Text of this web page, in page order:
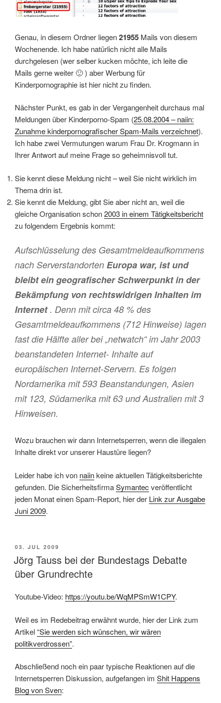
Genau, in diesem Ordner liegen21955 Mails von diesem
Wochenende. Ich habe natürlich nicht alle Mails
durchgelesen (wer selber kucken möchte, ich leite die
Mails gerne weiter 🙂 ) aber Werbung für
Kinderpornographie ist hier nicht zu finden.
Nächster Punkt, es gab in der Vergangenheit durchaus mal
Meldungen über Kinderporno-Spam (25.08.2004 – naiin:
Zunahme kinderpornografischer Spam-Mails verzeichnet).
Ich habe zwei Vermutungen warum Frau Dr. Krogmann in
Ihrer Antwort auf meine Frage so geheimnisvoll tut.
Sie kennt diese Meldung nicht – weil Sie nicht wirklich im
Thema drin ist.
Sie kennt die Meldung, gibt Sie aber nicht an, weil die
gleiche Organisation schon2003 in einem Tätigkeitsbericht
zu folgendem Ergebnis kommt:
Aufschlüsselung des Gesamtmeldeaufkommens
nach Serverstandorten Europa war, ist und
bleibt ein geografischer Schwerpunkt in der
Bekämpfung von rechtswidrigen Inhalten im
Internet. Denn mit circa 48 % des
Gesamtmeldeaufkommens (712 Hinweise) lagen
fast die Hälfte aller bei „netwatch“ im Jahr 2003
beanstandeten Internet- Inhalte auf
europäischen Internet-Servern. Es folgen
Nordamerika mit 593 Beanstandungen, Asien
mit 123, Südamerika mit 63 und Australien mit 3
Hinweisen.
Wozu brauchen wir dann Internetsperren, wenn die illegalen
Inhalte direkt vor unserer Haustüre liegen?
Leider habe ich von naiinkeine aktuellen Tätigkeitsberichte
gefunden. Die SicherheitsfirmaSymantec veröffentlicht
jeden Monat einen Spam-Report, hier der Link zur Ausgabe
Juni 2009.
POSTED
ON
03. JUL 2009
Jörg Tauss bei der Bundestags Debatte
über Grundrechte
Youtube-Video: https://youtu.be/WqMPSmW1CPY.
Weil es im Redebeitrag erwähnt wurde, hier der Link zum
Artikel“Sie werden sich wünschen, wir wären
politikverdrossen”.
Abschließend noch ein paar typische Reaktionen auf die
Internetsperren Diskussion, aufgefangen im Shit Happens
Blog von Sven: